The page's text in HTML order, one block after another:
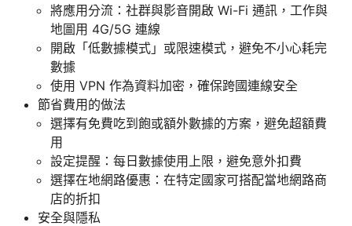
將應用分流：社群與影音開啟 Wi-Fi 通訊，工作與
地圖用 4G/5G 連線
開啟「低數據模式」或限速模式，避免不小心耗完
數據
使用 VPN 作為資料加密，確保跨國連線安全
節省費用的做法
選擇有免費吃到飽或額外數據的方案，避免超額費
用
設定提醒：每日數據使用上限，避免意外扣費
選擇在地網路優惠：在特定國家可搭配當地網路商
店的折扣
安全與隱私